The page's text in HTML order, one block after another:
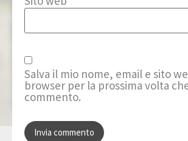
Salva il mio nome, email e sito
browser per la prossima volta
commento.